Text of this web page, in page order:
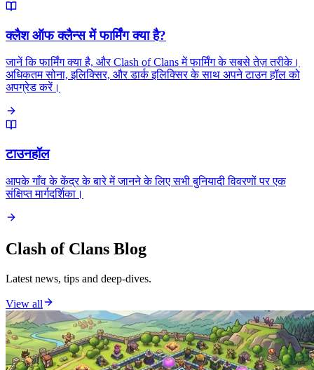
क्लैश ऑफ क्लैन्स में फार्मिंग क्या है?
जानें कि फार्मिंग क्या है, और Clash of Clans में फार्मिंग के सबसे तेज़ तरीके।
अधिकतम सोना, इलिक्सिर, और डार्क इलिक्सिर के साथ अपने टाउन हॉल को
अपग्रेड करें।
टाउनहॉल
आपके गाँव के केंद्र के बारे में जानने के लिए सभी बुनियादी विवरणों पर एक
संक्षिप्त मार्गदर्शिका।
Clash of Clans Blog
Latest news, tips and deep-dives.
View all